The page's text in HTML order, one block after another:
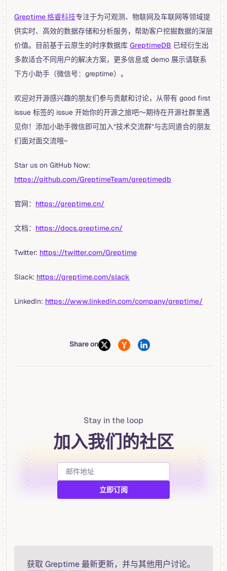
Greptime 格睿科技专注于为可观测、物联网及车联网等领域提
供实时、高效的数据存储和分析服务，帮助客户挖掘数据的深层
价值。目前基于云原生的时序数据库 GreptimeDB 已经衍生出
多款适合不同用户的解决方案，更多信息或 demo 展示请联系
下方小助手（微信号：greptime）。
欢迎对开源感兴趣的朋友们参与贡献和讨论，从带有 good first
issue 标签的 issue 开始你的开源之旅吧～期待在开源社群里遇
见你！添加小助手微信即可加入“技术交流群”与志同道合的朋友
们面对面交流哦~
Star us on GitHub Now:
https://github.com/GreptimeTeam/greptimedb
官网： https://greptime.cn/
文档： https://docs.greptime.cn/
Twitter: https://twitter.com/Greptime
Slack: https://greptime.com/slack
LinkedIn: https://www.linkedin.com/company/greptime/
Share on
Stay in the loop
加入我们的社区
获取 Greptime 最新更新，并与其他用户讨论。